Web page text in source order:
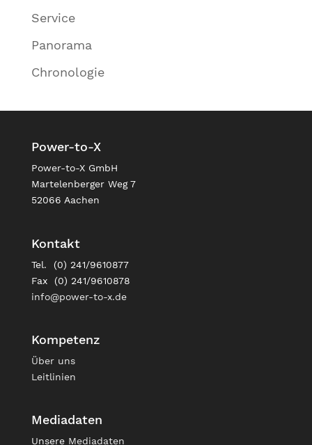
Service
Panorama
Chronologie
Power-to-X
Power-to-X GmbH
Martelenberger Weg 7
52066 Aachen
Kontakt
Tel. (0) 241/9610877
Fax (0) 241/9610878
info@power-to-x.de
Kompetenz
Über uns
Leitlinien
Mediadaten
Unsere Mediadaten